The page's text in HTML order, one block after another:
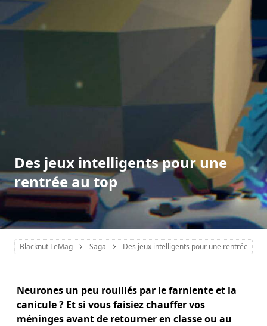
Des jeux intelligents pour une
rentrée au top
Blacknut LeMag Saga Des jeux intelligents pour une rentrée au
Neurones un peu rouillés par le farniente et la
canicule ? Et si vous faisiez chauffer vos
méninges avant de retourner en classe ou au